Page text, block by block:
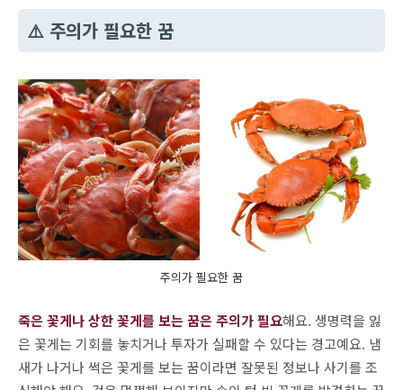
⚠️ 주의가 필요한 꿈
주의가 필요한 꿈
죽은 꽃게나 상한 꽃게를 보는 꿈은 주의가 필요해요. 생명력을 잃
은 꽃게는 기회를 놓치거나 투자가 실패할 수 있다는 경고예요. 냄
새가 나거나 썩은 꽃게를 보는 꿈이라면 잘못된 정보나 사기를 조